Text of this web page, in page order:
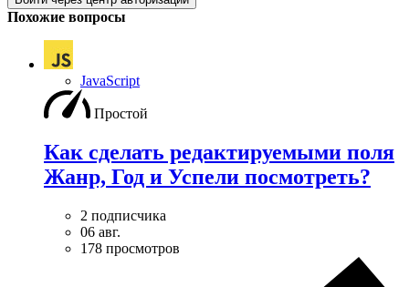
Похожие вопросы
JavaScript
Простой
Как сделать редактируемыми поля
Жанр, Год и Успели посмотреть?
2 подписчика
06 авг.
178 просмотров